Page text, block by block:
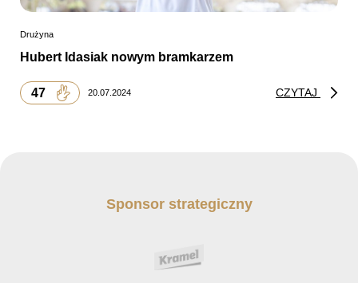
Drużyna
Hubert Idasiak nowym bramkarzem
47 20.07.2024 CZYTAJ
Sponsor strategiczny